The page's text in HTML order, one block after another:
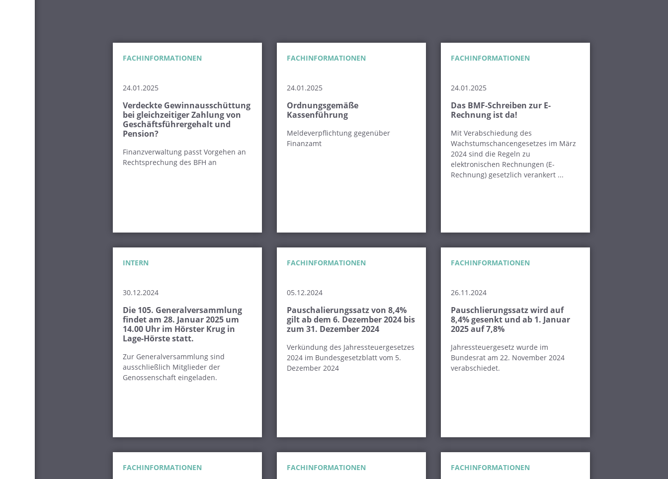
FACHINFORMATIONEN
24.01.2025
Verdeckte Gewinnausschüttung
bei gleichzeitiger Zahlung von
Geschäftsführergehalt und
Pension?
Finanzverwaltung passt Vorgehen an
Rechtsprechung des BFH an
FACHINFORMATIONEN
24.01.2025
Ordnungsgemäße
Kassenführung
Meldeverpflichtung gegenüber
Finanzamt
FACHINFORMATIONEN
24.01.2025
Das BMF-Schreiben zur E-
Rechnung ist da!
Mit Verabschiedung des
Wachstumschancengesetzes im März
2024 sind die Regeln zu
elektronischen Rechnungen (E-
Rechnung) gesetzlich verankert ...
INTERN
30.12.2024
Die 105. Generalversammlung
findet am 28. Januar 2025 um
14.00 Uhr im Hörster Krug in
Lage-Hörste statt.
Zur Generalversammlung sind
ausschließlich Mitglieder der
Genossenschaft eingeladen.
FACHINFORMATIONEN
05.12.2024
Pauschalierungssatz von 8,4%
gilt ab dem 6. Dezember 2024 bis
zum 31. Dezember 2024
Verkündung des Jahressteuergesetzes
2024 im Bundesgesetzblatt vom 5.
Dezember 2024
FACHINFORMATIONEN
26.11.2024
Pauschlierungssatz wird auf
8,4% gesenkt und ab 1. Januar
2025 auf 7,8%
Jahressteuergesetz wurde im
Bundesrat am 22. November 2024
verabschiedet.
FACHINFORMATIONEN FACHINFORMATIONEN FACHINFORMATIONEN